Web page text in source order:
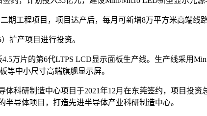
期工程项目，项目达产后，每月可新增8万平方米高端线
扩产项目进行投资。
万片的第6代LTPS LCD显示面板生产线。生产线采用
等中小尺寸高端旗舰显示屏。
科研制造中心项目于2021年12月在东莞签约，项目投
导体项目，打造先进半导体产业科研制造中心。